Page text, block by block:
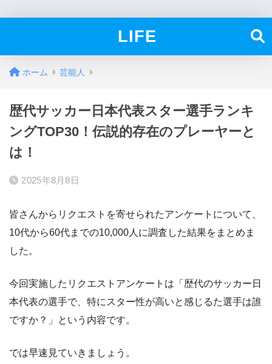
LIFE
ホーム 芸能人
歴代サッカー日本代表スター選手ランキ
ングTOP30！伝説的存在のプレーヤーと
は！
2025年8月8日
皆さんからリクエストを寄せられたアンケートについて、
10代から60代までの10,000人に調査した結果をまとめま
した。
今回実施したリクエストアンケートは「歴代のサッカー日
本代表の選手で、特にスター性が高いと感じるた選手は誰
ですか？」という内容です。
では早速見ていきましょう。